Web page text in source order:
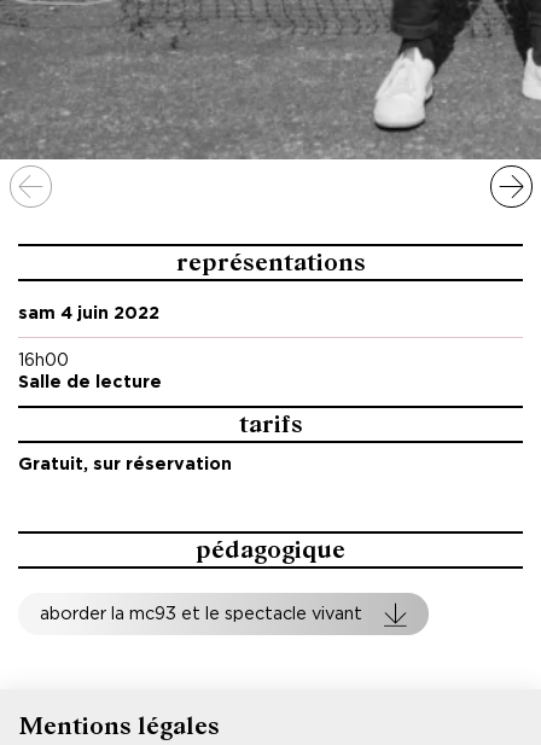
représentations
sam 4 juin 2022
16h00
Salle de lecture
tarifs
Gratuit, sur réservation
pédagogique
aborder la mc93 et le spectacle vivant
Mentions légales